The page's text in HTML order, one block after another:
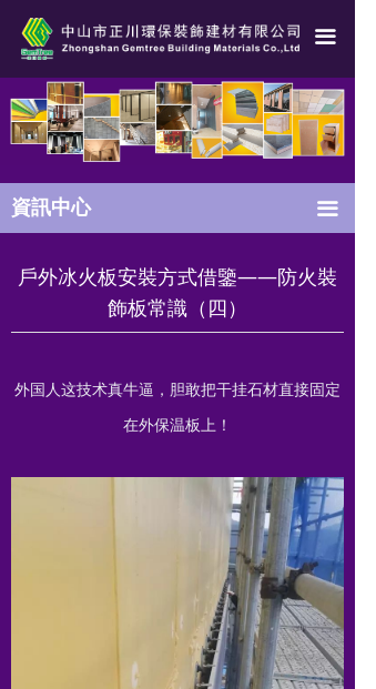
끀
資訊中心 끀
冰火板常識
玻鎂板常識
港澳防火系統測試
技術咨詢
行業資訊
隔墻吊頂施工工藝
冰火板施工工藝
戶外冰火板安裝方式借鑒——防火裝
飾板常識（四）
外国人这技术真牛逼，胆敢把干挂石材直接固定
在外保温板上！